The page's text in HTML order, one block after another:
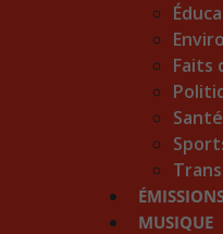
Faits
MUSIQUE